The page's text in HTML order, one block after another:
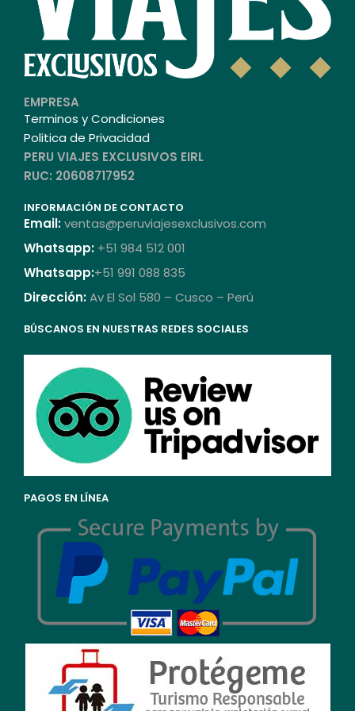
EMPRESA
Terminos y Condiciones
Politica de Privacidad
PERU VIAJES EXCLUSIVOS EIRL
RUC: 20608717952
INFORMACIÓN DE CONTACTO
Email:ventas@peruviajesexclusivos.com
Whatsapp: +51 984 512 001
Whatsapp:+51 991 088 835
Dirección:Av El Sol 580 – Cusco – Perú
BÚSCANOS EN NUESTRAS REDES SOCIALES
PAGOS EN LÍNEA